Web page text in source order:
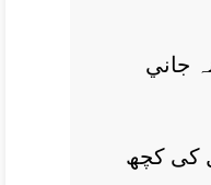
جاني
کی کچھ